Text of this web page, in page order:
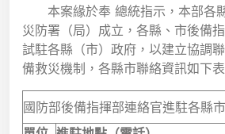
本案緣於奉 總統指示，本部各
災防署（局）成立，各縣、市後備
試駐各縣（市）政府，以建立協調
備救災機制，各縣市聯絡資訊如下表
國防部後備指揮部連絡官進駐各縣